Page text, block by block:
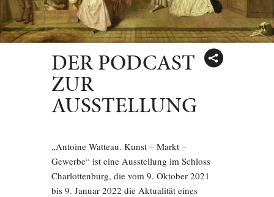
DER PODCAST
ZUR
AUSSTELLUNG
„Antoine Watteau. Kunst – Markt –
Gewerbe“ ist eine Ausstellung im Schloss
Charlottenburg, die vom 9. Oktober 2021
bis 9. Januar 2022 die Aktualität eines